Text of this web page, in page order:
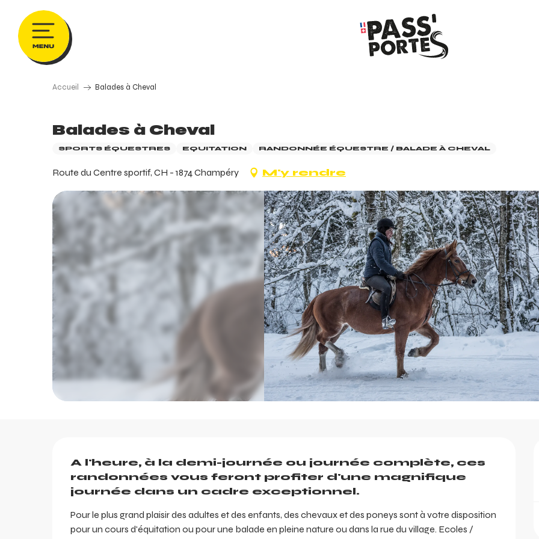
contenu
principal
Accueil Balades à Cheval
Balades à Cheval
SPORTS ÉQUESTRES EQUITATION RANDONNÉE ÉQUESTRE / BALADE À CHEVAL
Route du Centre sportif, CH - 1874 Champéry M'y rendre
A l'heure, à la demi-journée ou journée complète, ces
randonnées vous feront profiter d'une magnifique
journée dans un cadre exceptionnel.
Pour le plus grand plaisir des adultes et des enfants, des chevaux et des poneys sont à votre disposition
pour un cours d'équitation ou pour une balade en pleine nature ou dans la rue du village. Ecoles /